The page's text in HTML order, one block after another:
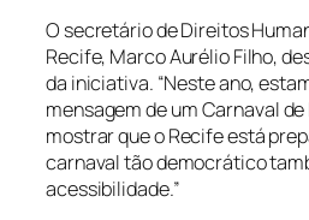
O secretário de Direitos
Recife, Marco Aurélio Filho,
da iniciativa. “Neste ano,
mensagem de um Carnaval
mostrar que o Recife está
carnaval tão democrático
acessibilidade.”